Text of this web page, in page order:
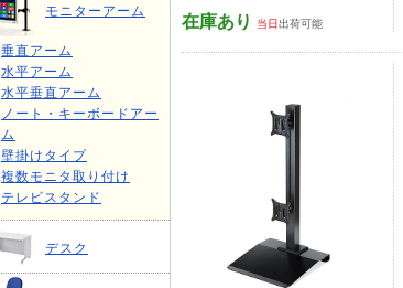
モニターアーム
垂直アーム
水平アーム
水平垂直アーム
ノート・キーボードアー
ム
壁掛けタイプ
複数モニタ取り付け
テレビスタンド
デスク
在庫あり 当日出荷可能